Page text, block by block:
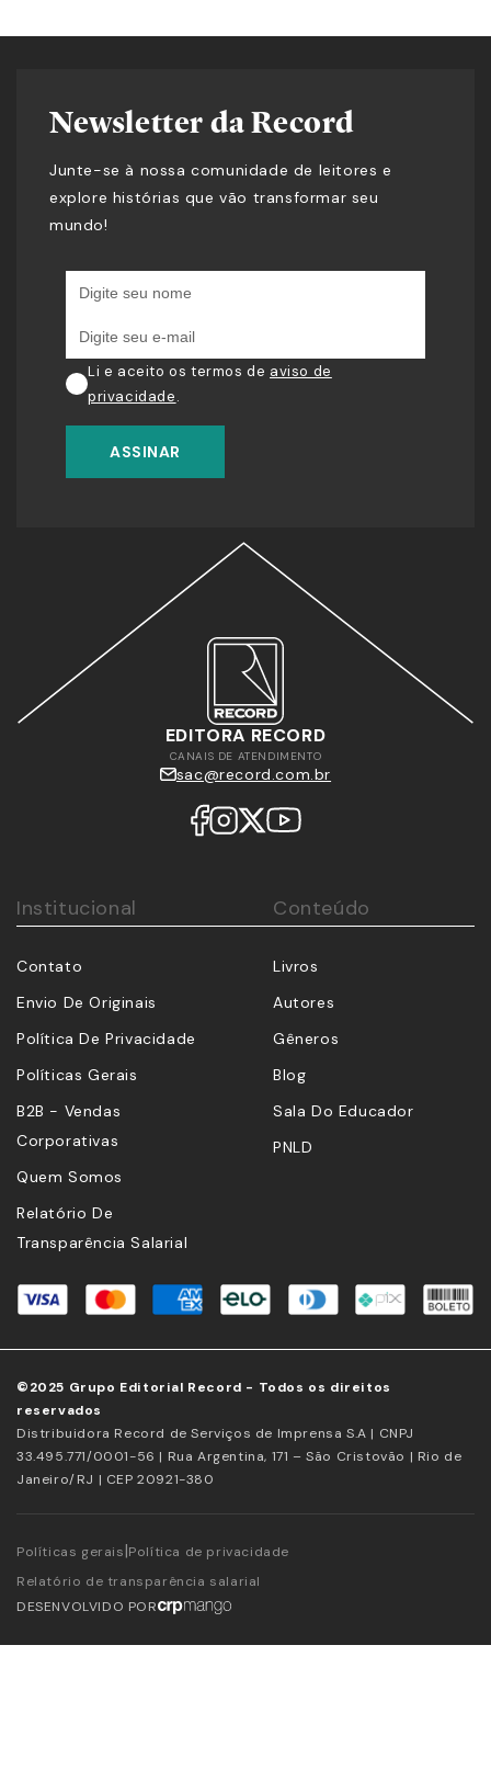
Newsletter da Record
Junte-se à nossa comunidade de leitores e
explore histórias que vão transformar seu
mundo!
Li e aceito os termos de aviso de
privacidade.
ASSINAR
EDITORA RECORD
CANAIS DE ATENDIMENTO
sac@record.com.br
Institucional Conteúdo
Contato
Envio De Originais
Política De Privacidade
Políticas Gerais
B2B - Vendas
Corporativas
Quem Somos
Relatório De
Transparência Salarial
Livros
Autores
Gêneros
Blog
Sala Do Educador
PNLD
©2025 Grupo Editorial Record - Todos os direitos
reservados
Distribuidora Record de Serviços de Imprensa S.A | CNPJ
33.495.771/0001-56 | Rua Argentina, 171 – São Cristovão | Rio de
Janeiro/RJ | CEP 20921-380
Políticas gerais|Política de privacidade
Relatório de transparência salarial
DESENVOLVIDO POR